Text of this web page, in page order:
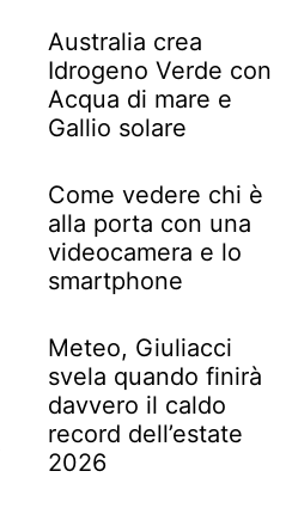
Australia crea
Idrogeno Verde con
Acqua di mare e
Gallio solare
Come vedere chi è
alla porta con una
videocamera e lo
smartphone
Meteo, Giuliacci
svela quando finirà
davvero il caldo
record dell’estate
2026